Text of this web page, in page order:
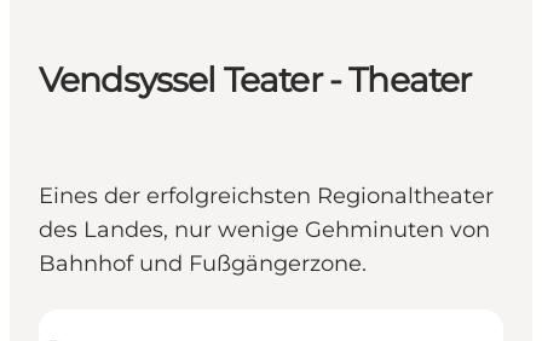
Vendsyssel Teater - Theater
Eines der erfolgreichsten Regionaltheater
des Landes, nur wenige Gehminuten von
Bahnhof und Fußgängerzone.